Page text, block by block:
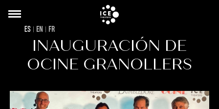
contenidoES EN FR
to
INAUGURACIÓN DE
OCINE GRANOLLERS